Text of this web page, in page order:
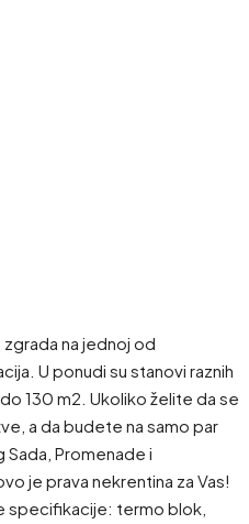
zgrada na jednoj od
U ponudi su stanovi raznih
130 m2. Ukoliko želite da se
a da budete na samo par
Promenade i
je prava nekrentina za Vas!
termo blok,